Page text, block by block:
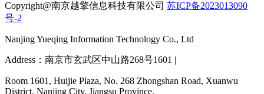
Copyright@南京越擎信息科技有限公司 苏ICP备2023013090
号-2
Nanjing Yueqing Information Technology Co., Ltd
Address：南京市玄武区中山路268号1601 |
Room 1601, Huijie Plaza, No. 268 Zhongshan Road, Xuanwu
District, Nanjing City, Jiangsu Province.